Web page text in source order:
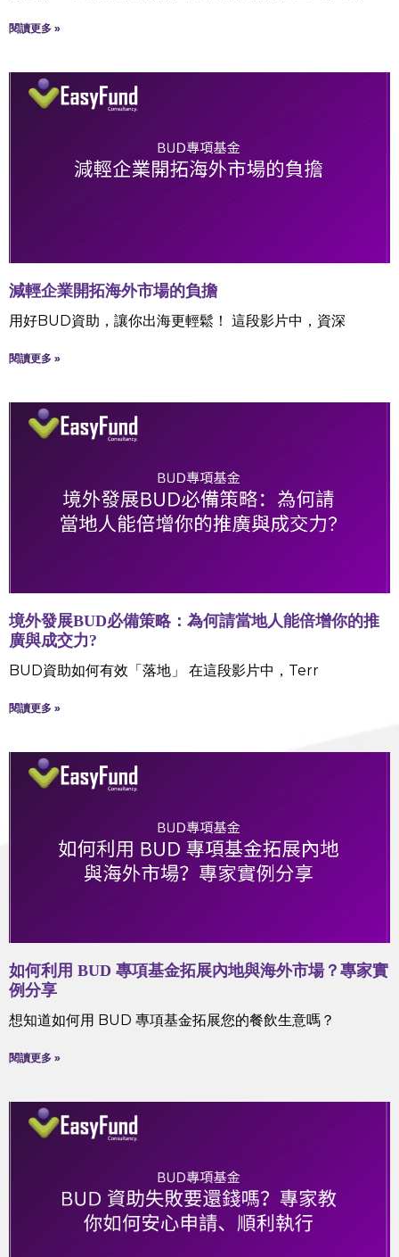
閱讀更多 »
減輕企業開拓海外市場的負擔
用好BUD資助，讓你出海更輕鬆！ 這段影片中，資深
閱讀更多 »
境外發展BUD必備策略：為何請當地人能倍增你的推
廣與成交力?
BUD資助如何有效「落地」 在這段影片中，Terr
閱讀更多 »
如何利用 BUD 專項基金拓展內地與海外市場？專家實
例分享
想知道如何用 BUD 專項基金拓展您的餐飲生意嗎？
閱讀更多 »